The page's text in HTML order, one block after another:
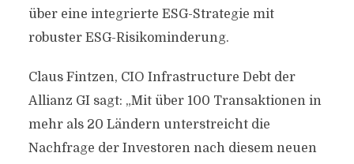
über eine integrierte ESG-Strategie mit
robuster ESG-Risikominderung.
Claus Fintzen, CIO Infrastructure Debt der
Allianz GI sagt: „Mit über 100 Transaktionen in
mehr als 20 Ländern unterstreicht die
Nachfrage der Investoren nach diesem neuen